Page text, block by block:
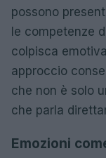
possono
le competenze
colpisca
approccio
che non è solo
che parla
Emozioni